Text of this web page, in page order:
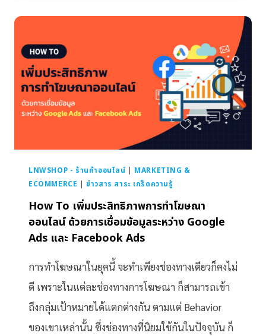
LNWSHOP - ร้านค้าออนไลน์ | MARKETING &
ECOMMERCE |ข่าวสาร สาระ เกร็ดความรู้
How To เพิ่มประสิทธิภาพการทำโฆษณา
ออนไลน์ ด้วยการเชื่อมข้อมูลระหว่าง Google
Ads และ Facebook Ads
การทำโฆษณาในยุคนี้ จะทำเพียงช่องทางเดียวก็คงไม่
ดี เพราะในแต่ละช่องทางการโฆษณา ก็สามารถเข้า
ถึงกลุ่มเป้าหมายได้แตกต่างกัน ตามแต่ Behavior
ของเขาเหล่านั้น ซึ่งช่องทางที่นิยมใช้กันในปัจจุบัน ก็